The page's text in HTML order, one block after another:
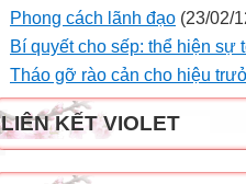
Phong cách lãnh đạo (23/02/
Bí quyết cho sếp: thể hiện sự
Tháo gỡ rào cản cho hiệu
LIÊN KẾT VIOLET